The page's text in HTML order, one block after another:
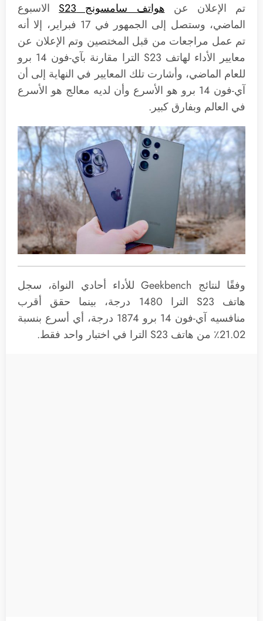
تم الإعلان عن هواتف سامسونج S23
الاسبوع
الماضي، وستصل إلى الجمهور في 17 فبراير، إلا أنه
تم عمل مراجعات من قبل المختصين وتم الإعلان عن
معايير الأداء لهاتف S23 الترا مقارنة بآي-فون 14 برو
للعام الماضي، وأشارت تلك المعايير في النهاية إلى أن
آي-فون 14 برو هو الأسرع وأن لديه معالج هو الأسرع
في العالم وبفارق كبير.
وفقًا لنتائج Geekbench للأداء أحادي النواة، سجل
هاتف S23 الترا 1480 درجة، بينما حقق أقرب
منافسيه آي-فون 14 برو 1874 درجة، أي أسرع بنسبة
21.02٪ من هاتف S23 الترا في اختبار واحد فقط.